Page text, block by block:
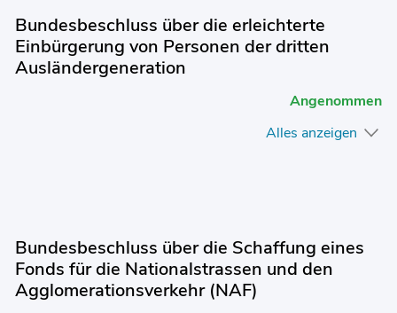
Bundesbeschluss über die erleichterte
Einbürgerung von Personen der dritten
Ausländergeneration
Angenommen
Alles anzeigen
Bundesbeschluss über die Schaffung eines
Fonds für die Nationalstrassen und den
Agglomerationsverkehr (NAF)